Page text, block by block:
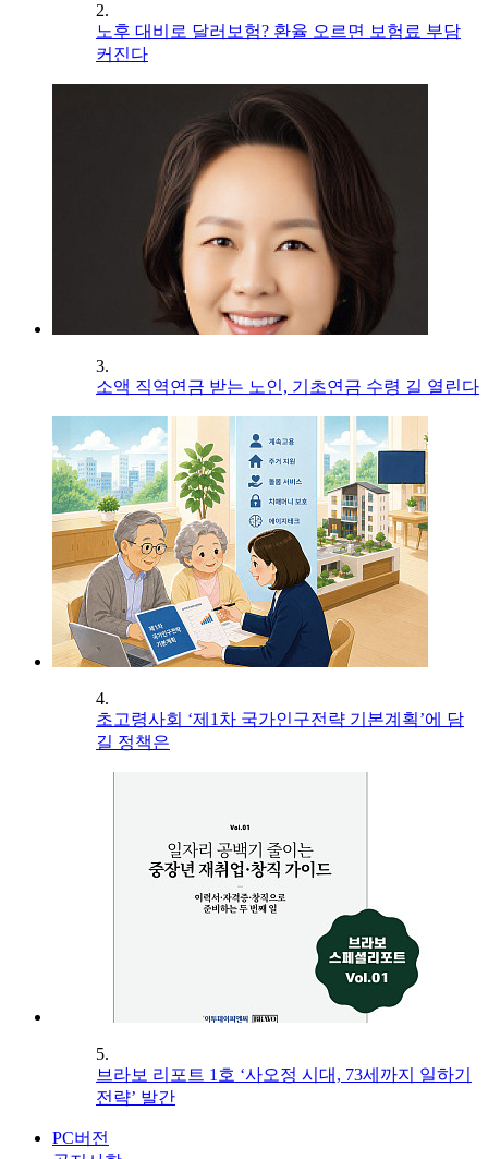
2.
노후 대비로 달러보험? 환율 오르면 보험료 부담
커진다
3.
소액 직역연금 받는 노인, 기초연금 수령 길 열린다
4.
초고령사회 ‘제1차 국가인구전략 기본계획’에 담
길 정책은
5.
브라보 리포트 1호 ‘사오정 시대, 73세까지 일하기
전략’ 발간
PC버전